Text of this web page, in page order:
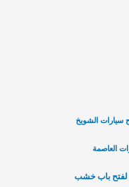
سيارات الشويخ
العاصمة
لفتح باب خشب